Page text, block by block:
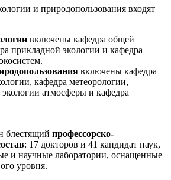
и природопользования входят
включены кафедра общей
прикладной экологии и кафедра
включены кафедра
кафедра метеорологии,
атмосферы и кафедра
блестящий профессорско-
: 17 докторов и 41 кандидат наук,
и научные лаборатории, оснащенные
уровня.